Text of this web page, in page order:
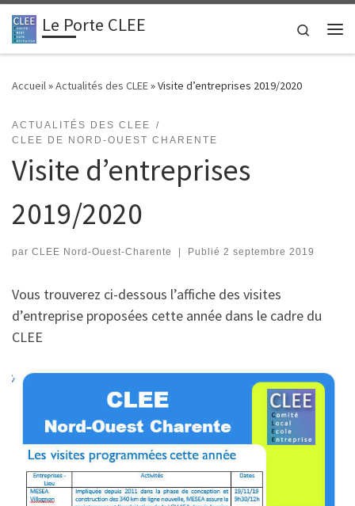
Passer au contenu
Le Porte CLEE
Search
Accueil»Actualités des CLEE»Visite d’entreprises 2019/2020
ACTUALITÉS DES CLEE
CLEE DE NORD-OUEST CHARENTE
Visite d’entreprises
2019/2020
par CLEE Nord-Ouest-Charente Publié 2 septembre 2019
Vous trouverez ci-dessous l’affiche des visites
d’entreprise proposées cette année dans le cadre du
CLEE